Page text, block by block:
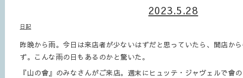
2023.5.28
日記
昨晩から雨。今日は来店者が少ないはずだと思っていたら、開店か
ず。こんな雨の日もあるのかと驚いた。
『山の會』のみなさんがご来店。週末にヒュッテ・ジャヴェルで會